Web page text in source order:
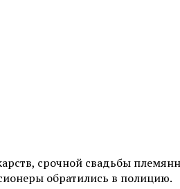
срочной свадьбы
обратились в полицию.